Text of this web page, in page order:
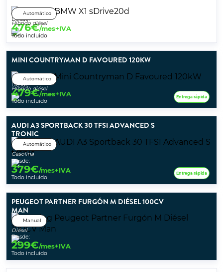
Automático
Híbrido diésel
Desde:
476€/mes+IVA
Todo incluido
MINI COUNTRYMAN D FAVOURED 120KW
Automático
Híbrido diésel
Desde:
479€/mes+IVA
Todo incluido
Entrega rápida
AUDI A3 SPORTBACK 30 TFSI ADVANCED S
TRONIC
Automático
Gasolina
Desde:
379€/mes+IVA
Todo incluido
Entrega rápida
PEUGEOT PARTNER FURGÓN M DIÉSEL 100CV
MAN
Manual
Diésel
Desde:
299€/mes+IVA
Todo incluido